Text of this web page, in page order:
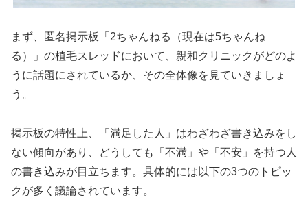
まず、匿名掲示板「2ちゃんねる（現在は5ちゃんね
る）」の植毛スレッドにおいて、親和クリニックがどのよ
うに話題にされているか、その全体像を見ていきましょ
う。
掲示板の特性上、「満足した人」はわざわざ書き込みをし
ない傾向があり、どうしても「不満」や「不安」を持つ人
の書き込みが目立ちます。具体的には以下の3つのトピッ
クが多く議論されています。